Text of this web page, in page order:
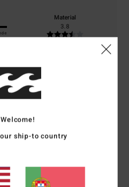
Material
3.8
3.8
5/5
Fevereiro 2026
Welcome!
ship-to country